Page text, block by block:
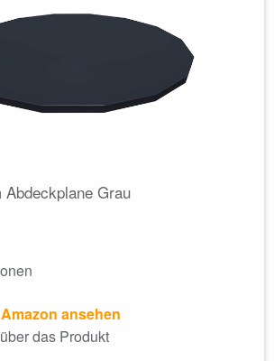
Grau
ansehen
das Produkt